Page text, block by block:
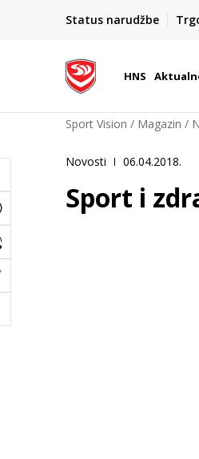
Status narudžbe
Dostava 1,50 €
|
HNS
Sport Vision Magazin
Novosti 06.04.2018.
Sport i